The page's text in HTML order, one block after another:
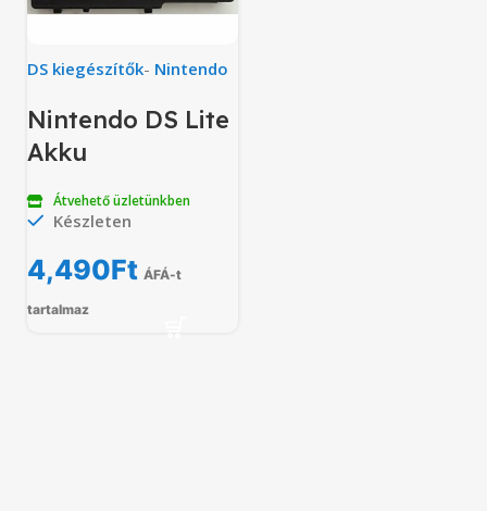
DS kiegészítők- Nintendo
Nintendo DS Lite
Akku
Átvehető üzletünkben
Készleten
4,490Ft ÁFÁ-t
tartalmaz